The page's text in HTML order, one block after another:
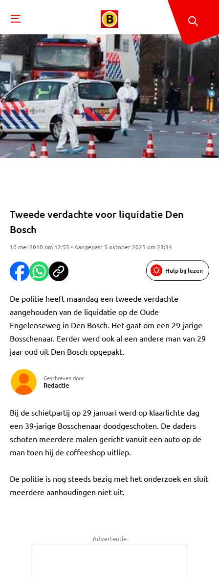
Tweede verdachte voor liquidatie Den
Bosch
10 mei 2010 om 12:55 • Aangepast 5 oktober 2025 om 23:34
Hulp bij lezen
De politie heeft maandag een tweede verdachte
aangehouden van de liquidatie op de Oude
Engelenseweg in Den Bosch. Het gaat om een 29-jarige
Bosschenaar. Eerder werd ook al een andere man van 29
jaar oud uit Den Bosch opgepakt.
Geschreven door
Redactie
Bij de schietpartij op 29 januari werd op klaarlichte dag
een 39-jarige Bosschenaar doodgeschoten. De daders
schoten meerdere malen gericht vanuit een auto op de
man toen hij de coffeeshop uitliep.
De politie is nog steeds bezig met het onderzoek en sluit
meerdere aanhoudingen niet uit.
Advertentie